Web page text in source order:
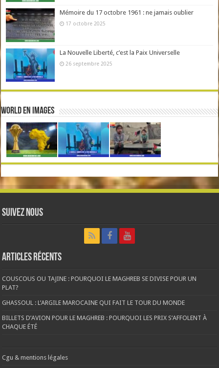
Mémoire du 17 octobre 1961 : ne jamais oublier
17 octobre 2025
La Nouvelle Liberté, c’est la Paix Universelle
26 septembre 2025
World en Images
Suivez nous
Articles récents
COUSCOUS OU TAJINE : POURQUOI LE MAGHREB SE DIVISE POUR UN
PLAT?
GHASSOUL : L’ARGILE MAROCAINE QUI FAIT LE TOUR DU MONDE
BILLETS D’AVION POUR LE MAGHREB : POURQUOI LES PRIX S’AFFOLENT À
CHAQUE ÉTÉ
Cgu & mentions légales